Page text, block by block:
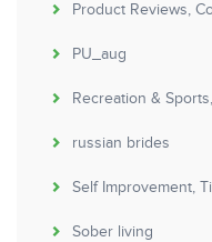
Product Reviews,
PU_aug
Recreation &
russian brides
Self Improvement,
Sober living